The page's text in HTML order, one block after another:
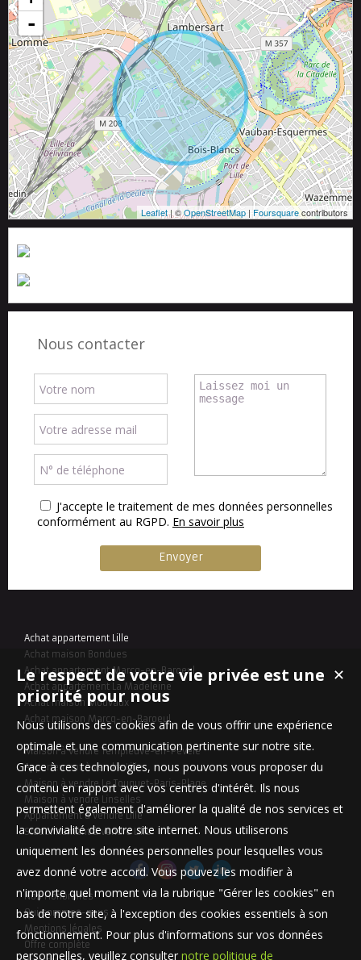
-
Leaflet| ©OpenStreetMap | Foursquarecontributors
Nous contacter
J'accepte le traitement de mes données personnelles
conformément au RGPD. En savoir plus
Achat appartement Lille
Achat maison Bondues
Achat appartement Marcq-en-Baroeul
Achat appartement La Madeleine
Achat maison Mouvaux
Achat maison Marcq-en-Baroeul
Maison à vendre Templeuve-en-Pévèle
Appartement à vendre Lille
Maison à vendre Le Touquet-Paris-Plage
Maison à vendre Linselles
Appartement à vendre Lille
Stationnement à vendre Lille
Nos Honoraires
Qui sommes-nous
Mentions légales
Offre complète
✕
Le respect de votre vie privée est une
priorité pour nous
Nous utilisons des cookies afin de vous offrir une expérience
optimale et une communication pertinente sur notre site.
Grace à ces technologies, nous pouvons vous proposer du
contenu en rapport avec vos centres d'intérêt. Ils nous
permettent également d'améliorer la qualité de nos services et
la convivialité de notre site internet. Nous utiliserons
uniquement les données personnelles pour lesquelles vous
avez donné votre accord. Vous pouvez les modifier à
n'importe quel moment via la rubrique "Gérer les cookies" en
bas de notre site, à l'exception des cookies essentiels à son
fonctionnement. Pour plus d'informations sur vos données
personnelles, veuillez consulter notre politique de